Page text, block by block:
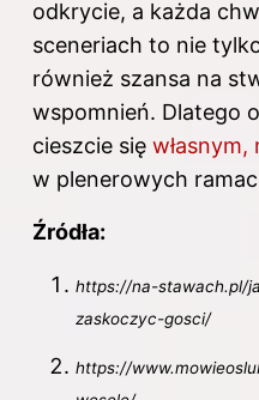
odkrycie, a każda
sceneriach to nie
również szansa na
wspomnień. Dlatego
cieszcie się
w plenerowych
Źródła:
https://na-stawach.pl/
zaskoczyc-gosci/
https://